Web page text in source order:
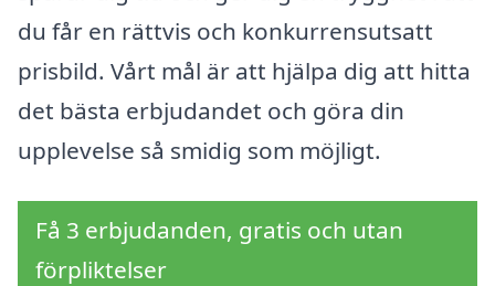
du får en rättvis och konkurrensutsatt
prisbild. Vårt mål är att hjälpa dig att hitta
det bästa erbjudandet och göra din
upplevelse så smidig som möjligt.
Få 3 erbjudanden, gratis och utan
förpliktelser